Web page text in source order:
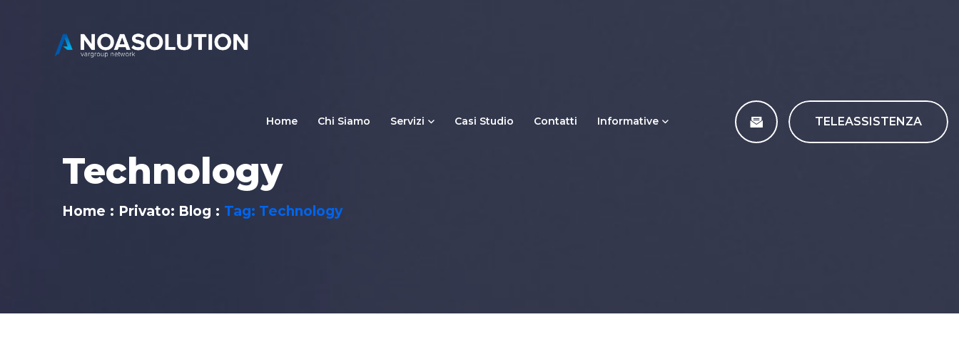
Home Chi Siamo Servizi Casi Studio Contatti Informative TELEASSISTENZA
Technology
Home Privato: Blog Tag: Technology